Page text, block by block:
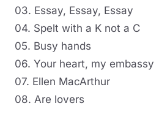
03. Essay, Essay, Essay
04. Spelt with a K not a C
05. Busy hands
06. Your heart, my embassy
07. Ellen MacArthur
08. Are lovers